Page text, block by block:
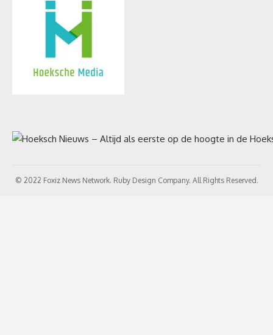
© 2022 Foxiz News Network. Ruby Design Company. All Rights Reserved.